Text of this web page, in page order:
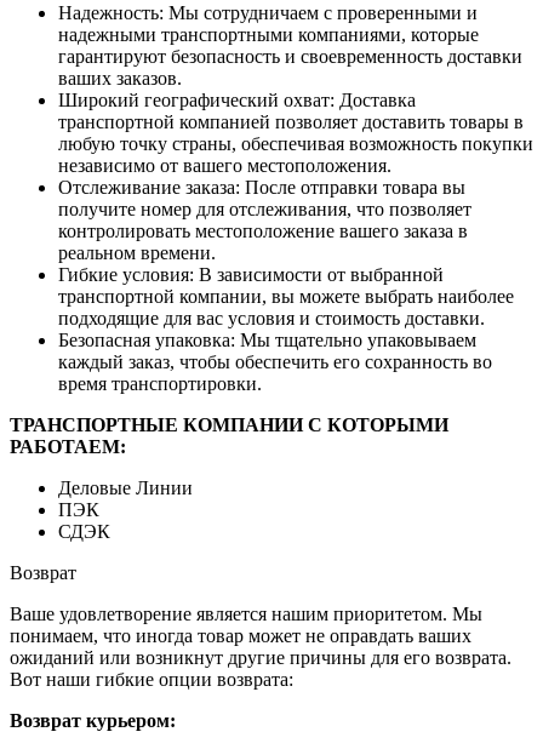
Надежность: Мы сотрудничаем с проверенными и
надежными транспортными компаниями, которые
гарантируют безопасность и своевременность доставки
ваших заказов.
Широкий географический охват: Доставка
транспортной компанией позволяет доставить товары в
любую точку страны, обеспечивая возможность покупки
независимо от вашего местоположения.
Отслеживание заказа: После отправки товара вы
получите номер для отслеживания, что позволяет
контролировать местоположение вашего заказа в
реальном времени.
Гибкие условия: В зависимости от выбранной
транспортной компании, вы можете выбрать наиболее
подходящие для вас условия и стоимость доставки.
Безопасная упаковка: Мы тщательно упаковываем
каждый заказ, чтобы обеспечить его сохранность во
время транспортировки.
ТРАНСПОРТНЫЕ КОМПАНИИ С КОТОРЫМИ
РАБОТАЕМ:
Деловые Линии
ПЭК
СДЭК
Возврат
Ваше удовлетворение является нашим приоритетом. Мы
понимаем, что иногда товар может не оправдать ваших
ожиданий или возникнут другие причины для его возврата.
Вот наши гибкие опции возврата:
Возврат курьером: